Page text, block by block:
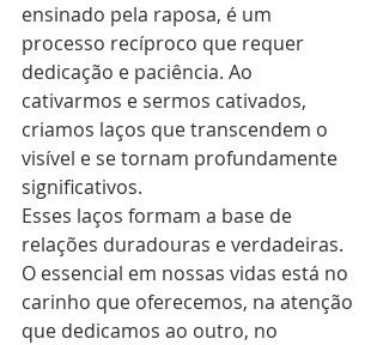
ensinado pela raposa, é um
processo recíproco que requer
dedicação e paciência. Ao
cativarmos e sermos cativados,
criamos laços que transcendem o
visível e se tornam profundamente
significativos.
Esses laços formam a base de
relações duradouras e verdadeiras.
O essencial em nossas vidas está no
carinho que oferecemos, na atenção
que dedicamos ao outro, no